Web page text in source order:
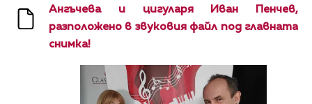
Ангъчева и цигуларя Иван Пенчев,
разположено в звуковия файл под главната
снимка!